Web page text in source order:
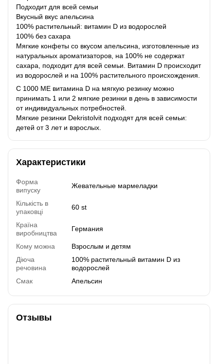
Подходит для всей семьи
Вкусный вкус апельсина
100% растительный: витамин D из водорослей
100% без сахара
Мягкие конфеты со вкусом апельсина, изготовленные из
натуральных ароматизаторов, на 100% не содержат
сахара, подходит для всей семьи. Витамин D происходит
из водорослей и на 100% растительного происхождения.
С 1000 МЕ витамина D на мягкую резинку можно
принимать 1 или 2 мягкие резинки в день в зависимости
от индивидуальных потребностей.
Мягкие резинки Dekristolvit подходят для всей семьи:
детей от 3 лет и взрослых.
Характеристики
Форма
випуску
Жевательные мармеладки
Кількість в
упаковці
60 st
Країна
виробництва
Германия
Кому можна
Взрослым и детям
Діюча
речовина
100% растительный витамин D из
водорослей
Смак
Апельсин
Отзывы